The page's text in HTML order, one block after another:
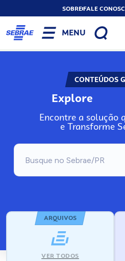
SOBREFALE
MENU
CONTEÚDOS
Explore
Encontre a solução
e Transforme
ARQUIVOS
VER TODOS